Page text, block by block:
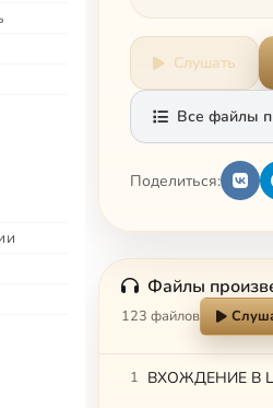
Слушать
Все файлы
Поделиться:
Файлы
123 файлов
1 ВХОЖДЕНИЕ В